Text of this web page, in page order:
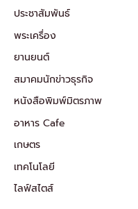
ประชาสัมพันธ์
พระเครื่อง
ยานยนต์
สมาคมนักข่าวธุรกิจ
หนังสือพิมพ์มิตรภาพ
อาหาร Cafe
เกษตร
เทคโนโลยี
ไลฟ์สไตส์